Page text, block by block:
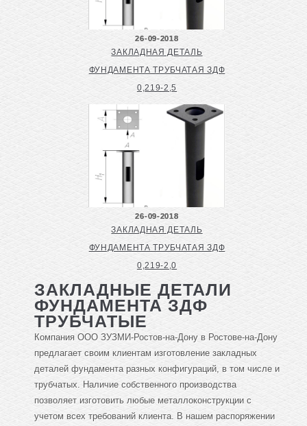
26-09-2018
ЗАКЛАДНАЯ ДЕТАЛЬ
ФУНДАМЕНТА ТРУБЧАТАЯ ЗДФ
0,219-2,5
26-09-2018
ЗАКЛАДНАЯ ДЕТАЛЬ
ФУНДАМЕНТА ТРУБЧАТАЯ ЗДФ
0,219-2,0
ЗАКЛАДНЫЕ ДЕТАЛИ
ФУНДАМЕНТА ЗДФ
ТРУБЧАТЫЕ
Компания ООО ЗУЗМИ-Ростов-на-Дону в Ростове-на-Дону
предлагает своим клиентам изготовление закладных
деталей фундамента разных конфигураций, в том числе и
трубчатых. Наличие собственного производства
позволяет изготовить любые металлоконструкции с
учетом всех требований клиента. В нашем распоряжении